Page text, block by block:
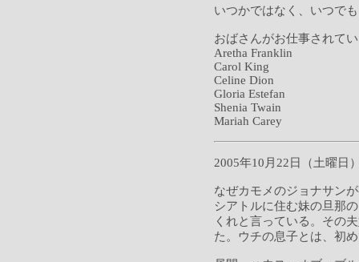
いつかではなく、いつで
おばさんがお仕事されて
Aretha Franklin
Carol King
Celine Dion
Gloria Estefan
Shenia Twain
Mariah Carey
2005年10月22日（土曜日
なぜカモメのジョナサン
シアトルに住む妹の旦那
くれと言っている。その
た。ウチの息子とは、初